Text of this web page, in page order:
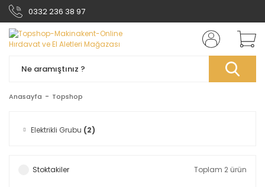
0332 236 38 97
Anasayfa Topshop
Elektrikli Grubu (2)
Stoktakiler Toplam 2 ürün